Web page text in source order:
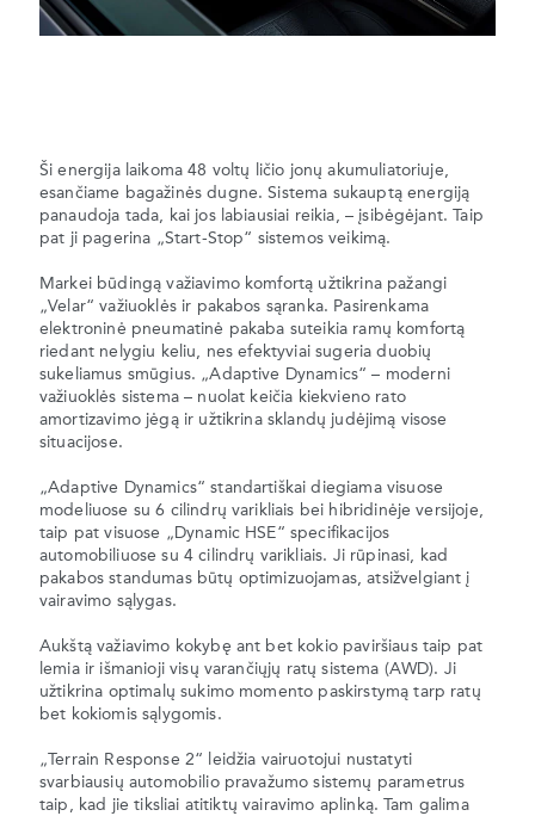
Ši energija laikoma 48 voltų ličio jonų akumuliatoriuje,
esančiame bagažinės dugne. Sistema sukauptą energiją
panaudoja tada, kai jos labiausiai reikia, – įsibėgėjant. Taip
pat ji pagerina „Start-Stop“ sistemos veikimą.
Markei būdingą važiavimo komfortą užtikrina pažangi
„Velar“ važiuoklės ir pakabos sąranka. Pasirenkama
elektroninė pneumatinė pakaba suteikia ramų komfortą
riedant nelygiu keliu, nes efektyviai sugeria duobių
sukeliamus smūgius. „Adaptive Dynamics“ – moderni
važiuoklės sistema – nuolat keičia kiekvieno rato
amortizavimo jėgą ir užtikrina sklandų judėjimą visose
situacijose.
„Adaptive Dynamics“ standartiškai diegiama visuose
modeliuose su 6 cilindrų varikliais bei hibridinėje versijoje,
taip pat visuose „Dynamic HSE“ specifikacijos
automobiliuose su 4 cilindrų varikliais. Ji rūpinasi, kad
pakabos standumas būtų optimizuojamas, atsižvelgiant į
vairavimo sąlygas.
Aukštą važiavimo kokybę ant bet kokio paviršiaus taip pat
lemia ir išmanioji visų varančiųjų ratų sistema (AWD). Ji
užtikrina optimalų sukimo momento paskirstymą tarp ratų
bet kokiomis sąlygomis.
„Terrain Response 2“ leidžia vairuotojui nustatyti
svarbiausių automobilio pravažumo sistemų parametrus
taip, kad jie tiksliai atitiktų vairavimo aplinką. Tam galima